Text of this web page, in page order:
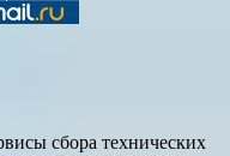
сбора технических